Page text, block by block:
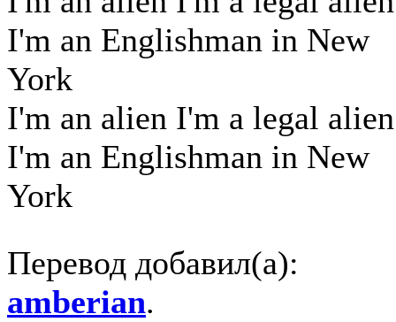
I'm an Englishman in New
York
I'm an alien I'm a legal alien
I'm an Englishman in New
York
Перевод добавил(а):
amberian.